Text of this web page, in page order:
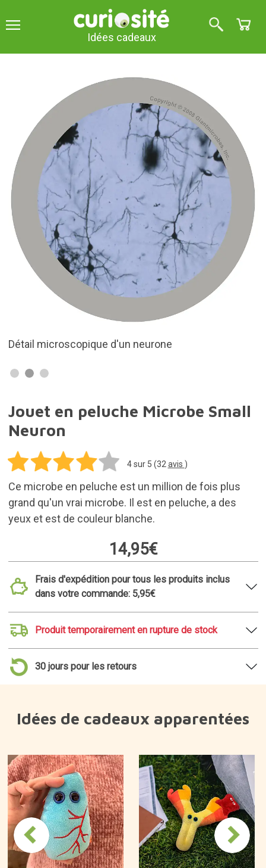
Idées cadeaux
Détail microscopique d'un neurone
Jouet en peluche Microbe Small
Neuron
4sur 5 (32 avis )
Ce microbe en peluche est un million de fois plus
grand qu'un vrai microbe. Il est en peluche, a des
yeux et est de couleur blanche.
14,95€
Frais d'expédition pour tous les produits inclus
dans votre commande: 5,95€
Produit temporairement en rupture de stock
30 jours pour les retours
Idées de cadeaux apparentées